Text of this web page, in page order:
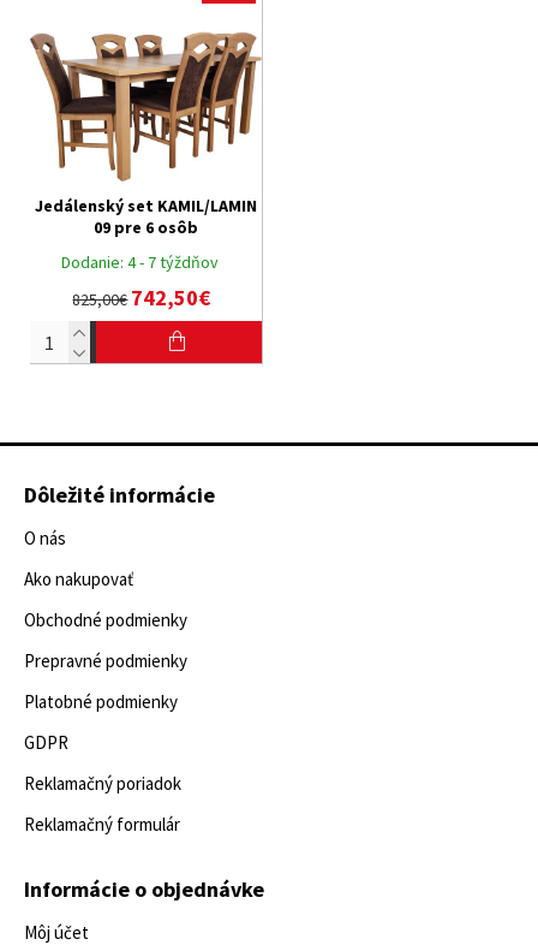
Dodanie: 4 - 7 týždňov
Jedálenský set KAMIL/LAMIN
09 pre 6 osôb
825,00€742,50€
Dôležité informácie
O nás
Ako nakupovať
Obchodné podmienky
Prepravné podmienky
Platobné podmienky
GDPR
Reklamačný poriadok
Reklamačný formulár
Informácie o objednávke
Môj účet